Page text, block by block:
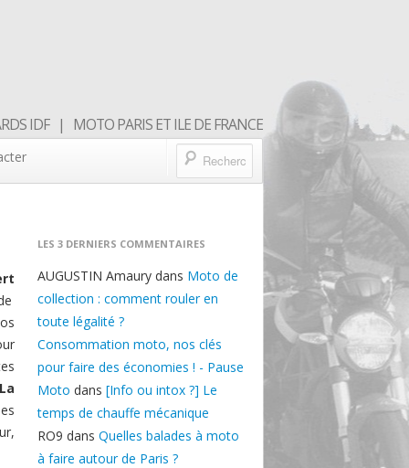
IDF | MOTO PARIS ET ILE DE FRANCE
LES 3 DERNIERS COMMENTAIRES
AUGUSTIN Amaurydans Moto de
collection : comment rouler en
toute légalité ?
Consommation moto, nos clés
pour faire des économies ! - Pause
Moto dans [Info ou intox ?] Le
temps de chauffe mécanique
RO9 dans Quelles balades à moto
à faire autour de Paris ?